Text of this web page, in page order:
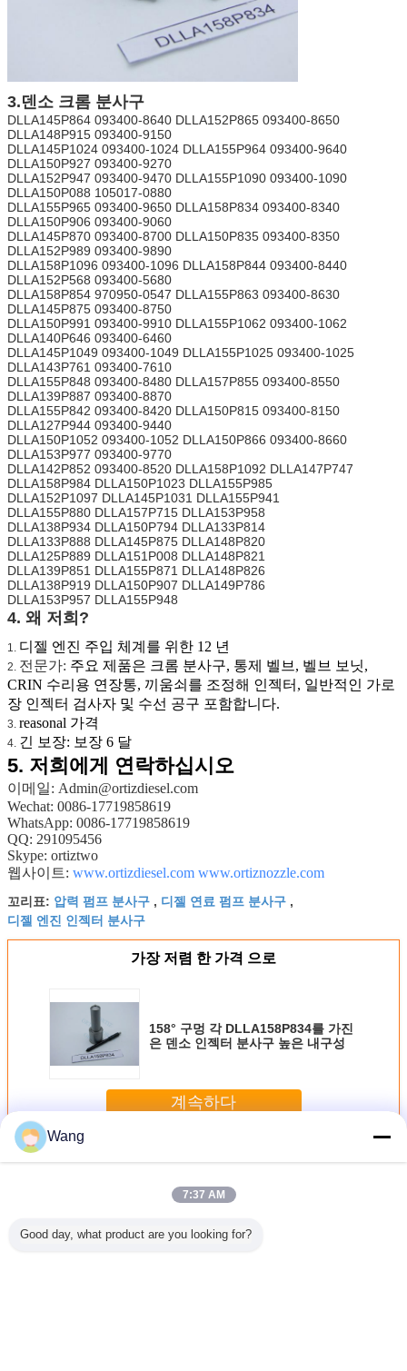
3.덴소 크롬 분사구
DLLA145P864 093400-8640 DLLA152P865 093400-8650
DLLA148P915 093400-9150
DLLA145P1024 093400-1024 DLLA155P964 093400-9640
DLLA150P927 093400-9270
DLLA152P947 093400-9470 DLLA155P1090 093400-1090
DLLA150P088 105017-0880
DLLA155P965 093400-9650 DLLA158P834 093400-8340
DLLA150P906 093400-9060
DLLA145P870 093400-8700 DLLA150P835 093400-8350
DLLA152P989 093400-9890
DLLA158P1096 093400-1096 DLLA158P844 093400-8440
DLLA152P568 093400-5680
DLLA158P854 970950-0547 DLLA155P863 093400-8630
DLLA145P875 093400-8750
DLLA150P991 093400-9910 DLLA155P1062 093400-1062
DLLA140P646 093400-6460
DLLA145P1049 093400-1049 DLLA155P1025 093400-1025
DLLA143P761 093400-7610
DLLA155P848 093400-8480 DLLA157P855 093400-8550
DLLA139P887 093400-8870
DLLA155P842 093400-8420 DLLA150P815 093400-8150
DLLA127P944 093400-9440
DLLA150P1052 093400-1052 DLLA150P866 093400-8660
DLLA153P977 093400-9770
DLLA142P852 093400-8520 DLLA158P1092 DLLA147P747
DLLA158P984 DLLA150P1023 DLLA155P985
DLLA152P1097 DLLA145P1031 DLLA155P941
DLLA155P880 DLLA157P715 DLLA153P958
DLLA138P934 DLLA150P794 DLLA133P814
DLLA133P888 DLLA145P875 DLLA148P820
DLLA125P889 DLLA151P008 DLLA148P821
DLLA139P851 DLLA155P871 DLLA148P826
DLLA138P919 DLLA150P907 DLLA149P786
DLLA153P957 DLLA155P948
4. 왜 저희?
1. 디젤 엔진 주입 체계를 위한 12 년
2. 전문가: 주요 제품은 크롬 분사구, 통제 벨브, 벨브 보닛,
CRIN 수리용 연장통, 끼움쇠를 조정해 인젝터, 일반적인 가로
장 인젝터 검사자 및 수선 공구 포함합니다.
3. reasonal 가격
4. 긴 보장: 보장 6 달
5. 저희에게 연락하십시오
이메일: Admin@ortizdiesel.com
Wechat: 0086-17719858619
WhatsApp: 0086-17719858619
QQ: 291095456
Skype: ortiztwo
웹사이트: www.ortizdiesel.com www.ortiznozzle.com
꼬리표: 압력 펌프 분사구 , 디젤 연료 펌프 분사구 ,
디젤 엔진 인젝터 분사구
가장 저렴 한 가격 으로
158° 구멍 각 DLLA158P834를 가진
은 덴소 인젝터 분사구 높은 내구성
계속하다
더 많은 것
Wang
7:37 AM
Good day, what product are you looking for?